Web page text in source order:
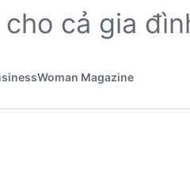
cho cả gia
Magazine